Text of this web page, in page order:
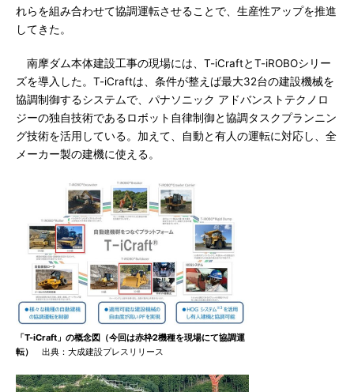
れらを組み合わせて協調運転させることで、生産性アップを推進
してきた。
南摩ダム本体建設工事の現場には、T-iCraftとT-iROBOシリー
ズを導入した。T-iCraftは、条件が整えば最大32台の建設機械を
協調制御するシステムで、パナソニック アドバンストテクノロ
ジーの独自技術であるロボット自律制御と協調タスクプランニン
グ技術を活用している。加えて、自動と有人の運転に対応し、全
メーカー製の建機に使える。
「T-iCraft」の概念図（今回は赤枠2機種を現場にて協調運
転）
出典：大成建設プレスリリース